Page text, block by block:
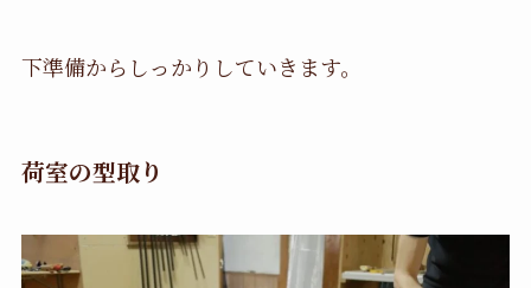
下準備からしっかりしていきます。
荷室の型取り